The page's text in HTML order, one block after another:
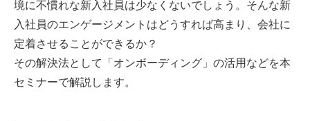
境に不慣れな新入社員は少なくないでしょう。そんな新
入社員のエンゲージメントはどうすれば高まり、会社に
定着させることができるか？
その解決法として「オンボーディング」の活用などを本
セミナーで解説します。